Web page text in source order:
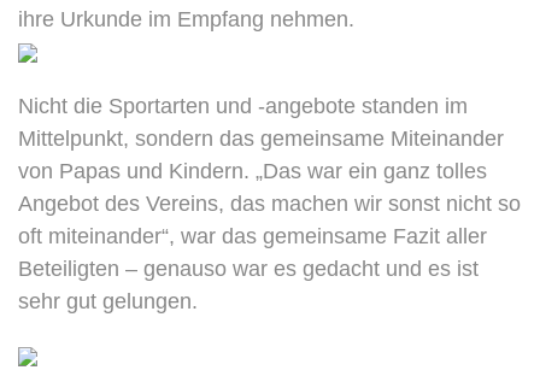
ihre Urkunde im Empfang nehmen.
Nicht die Sportarten und -angebote standen im
Mittelpunkt, sondern das gemeinsame Miteinander
von Papas und Kindern. „Das war ein ganz tolles
Angebot des Vereins, das machen wir sonst nicht so
oft miteinander“, war das gemeinsame Fazit aller
Beteiligten – genauso war es gedacht und es ist
sehr gut gelungen.